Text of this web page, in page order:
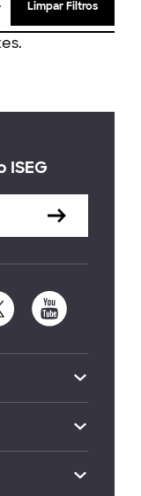
Limpar Filtros
ISEG